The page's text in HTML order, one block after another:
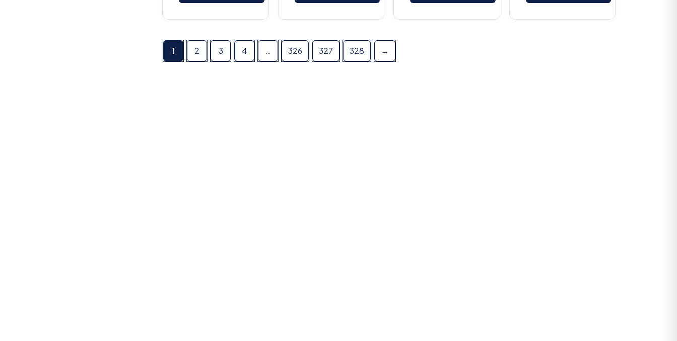
1 2 3 4 … 326 327 328 →